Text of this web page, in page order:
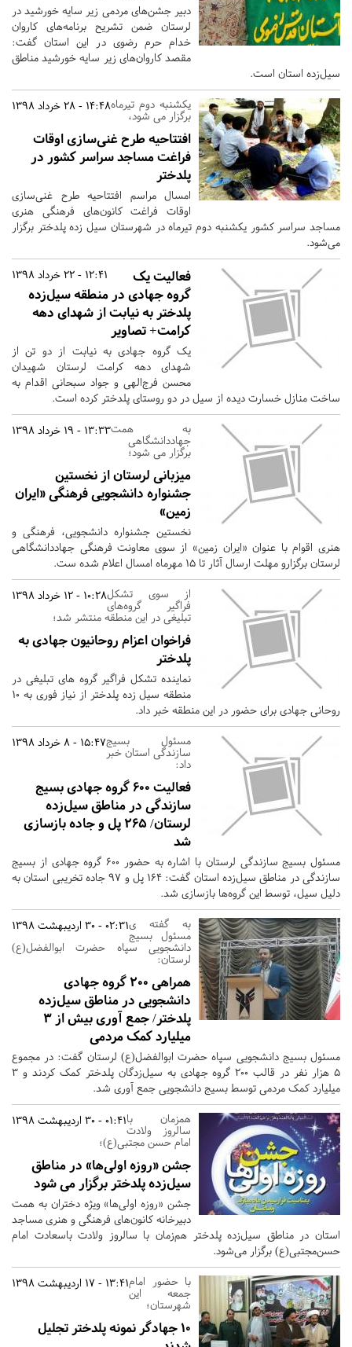
دبیر جشن‌های مردمی زیر سایه خورشید در
لرستان ضمن تشریح برنامه‌های کاروان
خدام حرم رضوی در این استان گفت:
مقصد کاروان‌های زیر سایه خورشید مناطق
سیل‌زده استان است.
14:48 - 28 خرداد 1398یکشنبه دوم تیرماه
برگزار می شود،
افتتاحیه طرح غنی‌سازی اوقات
فراغت مساجد سراسر کشور در
پلدختر
امسال مراسم افتتاحیه طرح غنی‌سازی
اوقات فراغت کانون‌های فرهنگی هنری
مساجد سراسر کشور یکشنبه دوم تیرماه در شهرستان سیل زده پلدختر برگزار
می‌شود.
12:41 - 22 خرداد 1398
فعالیت یک
گروه جهادی در منطقه سیل‌زده
پلدختر به نیابت از شهدای دهه
کرامت+ تصاویر
یک گروه جهادی به نیابت از دو تن از
شهدای دهه کرامت لرستان شهیدان
محسن فرج‌الهی و جواد سبحانی اقدام به
ساخت منازل خسارت دیده از سیل در دو روستای پلدختر کرده است.
13:33 - 19 خرداد 1398به همت
جهاددانشگاهی
برگزار می شود؛
میزبانی لرستان از نخستین
جشنواره دانشجویی فرهنگی «ایران
زمین»
نخستین جشنواره دانشجویی، فرهنگی و
هنری اقوام با عنوان «ایران زمین» از سوی معاونت فرهنگی جهاددانشگاهی
لرستان برگزارو مهلت ارسال آثار تا ۱۵ مهرماه امسال اعلام شده ست.
10:28 - 12 خرداد 1398از سوی تشکل
فراگیر گروه‌های
تبلیغی در این منطقه منتشر شد؛
فراخوان اعزام روحانیون جهادی به
پلدختر
نماینده تشکل فراگیر گروه های تبلیغی در
منطقه سیل زده پلدختر از نیاز فوری به ۱۰
روحانی جهادی برای حضور در این منطقه خبر داد.
15:47 - 8 خرداد 1398مسئول بسیج
سازندگی استان خبر
داد:
فعالیت ۶۰۰ گروه جهادی بسیج
سازندگی در مناطق سیل‌زده
لرستان/ ۲۶۵ پل و جاده بازسازی
شد
مسئول بسیج سازندگی لرستان با اشاره به حضور 600 گروه جهادی از بسیج
سازندگی در مناطق سیل‌زده استان گفت: 164 پل و 97 جاده تخریبی استان به
دلیل سیل، توسط این گروه‌ها بازسازی شد.
02:31 - 30 اردیبهشت 1398به گفته ی
مسئول بسیج
دانشجویی سپاه حضرت ابوالفضل(ع)
لرستان:
همراهی 200 گروه جهادی
دانشجویی در مناطق سیل‌زده
پلدختر/ جمع آوری بیش از 3
میلیارد کمک مردمی
مسئول بسیج دانشجویی سپاه حضرت ابوالفضل(ع) لرستان گفت: در مجموع
5 هزار نفر در قالب 200 گروه جهادی به سیل‌زدگان پلدختر کمک کردند و 3
میلیارد کمک مردمی توسط بسیج دانشجویی جمع آوری شد.
01:41 - 30 اردیبهشت 1398همزمان با
سالروز ولادت
امام حسن مجتبی(ع)؛
جشن «روزه اولی‌ها» در مناطق
سیل‌زده پلدختر برگزار می شود
جشن «روزه اولی‌ها» ویژه دختران به همت
دبیرخانه کانون‌های فرهنگی و هنری مساجد
استان در مناطق سیل‌زده پلدختر هم‌زمان با سالروز ولادت باسعادت امام
حسن‌مجتبی(ع) برگزار می‌شود.
13:41 - 17 اردیبهشت 1398با حضور امام
جمعه این
شهرستان؛
10 جهادگر نمونه پلدختر تجلیل